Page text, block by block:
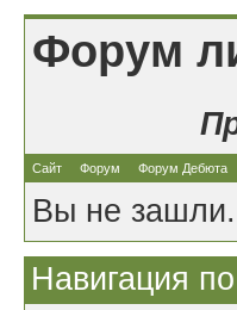
Форум
Сайт Форум Форум Дебюта
Вы не зашли.
Навигация